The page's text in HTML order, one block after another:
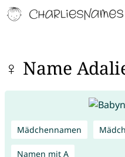
♀ Name
Mädchennamen
Namen mit A